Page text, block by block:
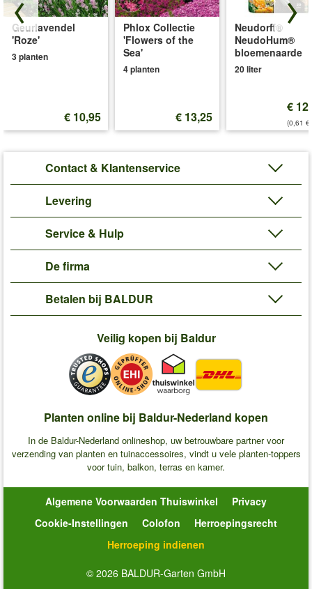
Geurlavendel
'Roze'
3 planten
€ 10,95
Phlox Collectie
'Flowers of the
Sea'
4 planten
€ 13,25
Neudorff®
NeudoHum®
bloemenaarde
20 liter
€
(0,61
Contact & Klantenservice
Levering
Service & Hulp
De firma
Betalen bij BALDUR
Veilig kopen bij Baldur
Planten online bij Baldur-Nederland kopen
In de Baldur-Nederland onlineshop, uw betrouwbare partner voor
verzending van planten en tuinaccessoires, vindt u vele planten-toppers
voor tuin, balkon, terras en kamer.
Algemene Voorwaarden Thuiswinkel
Privacy
Cookie-Instellingen
Colofon
Herroepingsrecht
Herroeping indienen
© 2026 BALDUR-Garten GmbH